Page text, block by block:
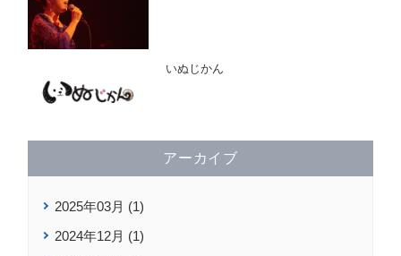
いぬじかん
アーカイブ
2025年03月 (1)
2024年12月 (1)